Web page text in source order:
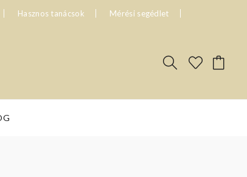
Hasznos tanácsok Mérési segédlet